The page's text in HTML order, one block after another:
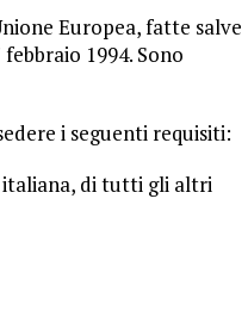
Europea, fatte salve
1994. Sono
i seguenti requisiti:
italiana, di tutti gli altri